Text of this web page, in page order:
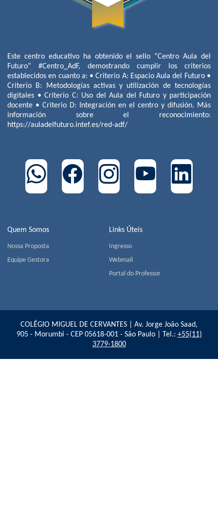
Quem Somos
Nossa Proposta
Equipe Gestora
Links Úteis
Ingresso
Webmail
Portal do Professor
Este centro educativo ha obtenido el sello “Centro Aula del
Futuro” #Centro_AdF, demostrando cumplir los criterios
establecidos en cuanto a: • Criterio A: Espacio Aula del Futuro •
Criterio B: Metodologías activas y utilización de tecnologías
digitales • Criterio C: Uso del Aula del Futuro y participación
docente • Criterio D: Integración en el centro y difusión. Más
información sobre el reconocimiento:
https://auladelfuturo.intef.es/red-adf/
COLÉGIO MIGUEL DE CERVANTES | Av. Jorge João Saad,
905 - Morumbi - CEP 05618-001 - São Paulo | Tel.: +55(11)
3779-1800